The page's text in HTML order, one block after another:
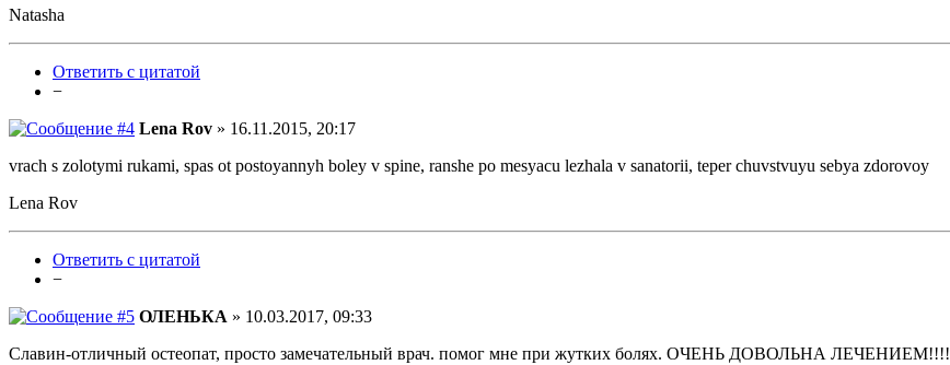
Natasha
Ответить с цитатой
−
Lena Rov » 16.11.2015, 20:17
vrach s zolotymi rukami, spas ot postoyannyh boley v spine, ranshe po mesyacu lezhala v sanatorii, teper chuvstvuyu sebya zdorovoy
Lena Rov
Ответить с цитатой
−
ОЛЕНЬКА » 10.03.2017, 09:33
Славин-отличный остеопат, просто замечательный врач. помог мне при жутких болях. ОЧЕНЬ ДОВОЛЬНА ЛЕЧЕНИЕМ!!!!